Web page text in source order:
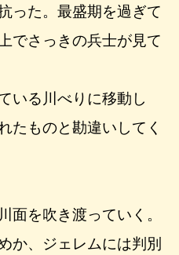
った。最盛期を過ぎて
でさっきの兵士が見て
いる川べりに移動し
たものと勘違いしてく
を吹き渡っていく。
か、ジェレムには判別